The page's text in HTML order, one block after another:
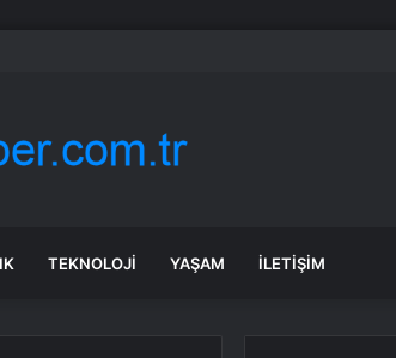
TEKNOLOJI YAŞAM İLETIŞIM